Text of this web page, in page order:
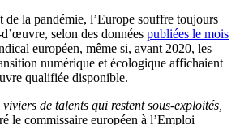
de la pandémie, l’Europe souffre toujours
selon des données publiées le mois
européen, même si, avant 2020, les
numérique et écologique affichaient
qualifiée disponible.
de talents qui restent sous-exploités,
le commissaire européen à l’Emploi